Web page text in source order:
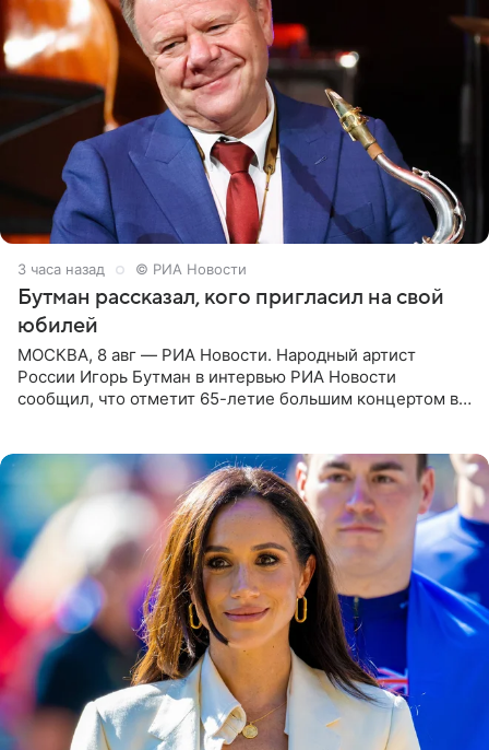
3 часа назад © РИА Новости
Бутман рассказал, кого пригласил на свой
юбилей
МОСКВА, 8 авг — РИА Новости. Народный артист
России Игорь Бутман в интервью РИА Новости
сообщил, что отметит 65-летие большим концертом в